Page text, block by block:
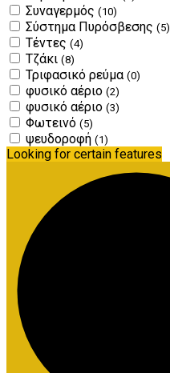
Συναγερμός (10)
Σύστημα Πυρόσβεσης (5)
Τέντες (4)
Τζάκι (8)
Τριφασικό ρεύμα (0)
φυσικό αέριο (2)
φυσικό αέριο (3)
Φωτεινό (5)
ψευδοροφή (1)
Looking for certain features